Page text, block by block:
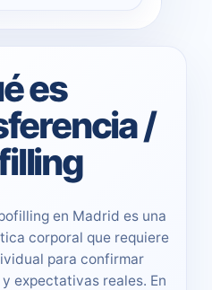
es
/
en Madrid es una
corporal que requiere
para confirmar
expectativas reales. En